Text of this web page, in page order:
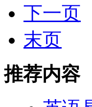
下一页
末页
推荐内容